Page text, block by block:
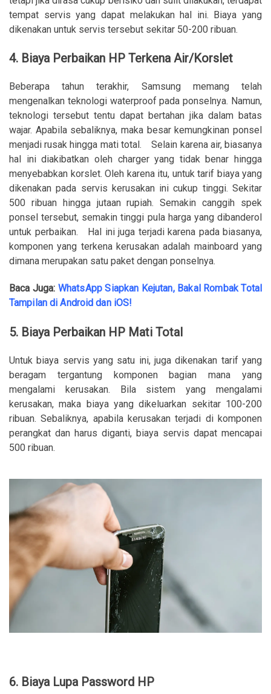
tempat servis yang dapat melakukan hal ini. Biaya yang
dikenakan untuk servis tersebut sekitar 50-200 ribuan.
4. Biaya Perbaikan HP Terkena Air/Korslet
Beberapa tahun terakhir, Samsung memang telah
mengenalkan teknologi waterproof pada ponselnya. Namun,
teknologi tersebut tentu dapat bertahan jika dalam batas
wajar. Apabila sebaliknya, maka besar kemungkinan ponsel
menjadi rusak hingga mati total. Selain karena air, biasanya
hal ini diakibatkan oleh charger yang tidak benar hingga
menyebabkan korslet. Oleh karena itu, untuk tarif biaya yang
dikenakan pada servis kerusakan ini cukup tinggi. Sekitar
500 ribuan hingga jutaan rupiah. Semakin canggih spek
ponsel tersebut, semakin tinggi pula harga yang dibanderol
untuk perbaikan. Hal ini juga terjadi karena pada biasanya,
komponen yang terkena kerusakan adalah mainboard yang
dimana merupakan satu paket dengan ponselnya.
Baca Juga:WhatsApp Siapkan Kejutan, Bakal Rombak Total
Tampilan di Android dan iOS!
5. Biaya Perbaikan HP Mati Total
Untuk biaya servis yang satu ini, juga dikenakan tarif yang
beragam tergantung komponen bagian mana yang
mengalami kerusakan. Bila sistem yang mengalami
kerusakan, maka biaya yang dikeluarkan sekitar 100-200
ribuan. Sebaliknya, apabila kerusakan terjadi di komponen
perangkat dan harus diganti, biaya servis dapat mencapai
500 ribuan.
6. Biaya Lupa Password HP